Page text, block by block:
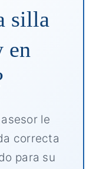
silla
en
le
correcta
para su